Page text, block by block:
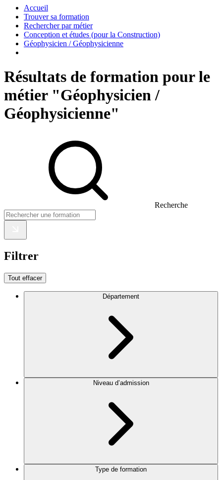
Accueil
Trouver sa formation
Rechercher par métier
Conception et études (pour la Construction)
Géophysicien / Géophysicienne
Résultats de formation pour le
métier "Géophysicien /
Géophysicienne"
Recherche
Filtrer
Tout effacer
Département
Niveau d’admission
Type de formation